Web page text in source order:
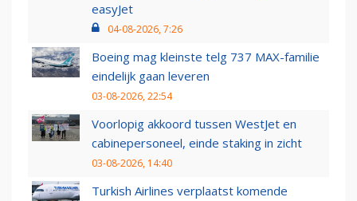
easyJet
04-08-2026, 7:26
Boeing mag kleinste telg 737 MAX-familie
eindelijk gaan leveren
03-08-2026, 22:54
Voorlopig akkoord tussen WestJet en
cabinepersoneel, einde staking in zicht
03-08-2026, 14:40
Turkish Airlines verplaatst komende